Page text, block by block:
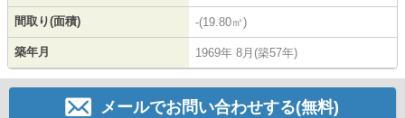
間取り(面積) -(19.80㎡)
築年月 1969年 8月(築57年)
メールでお問い合わせする(無料)